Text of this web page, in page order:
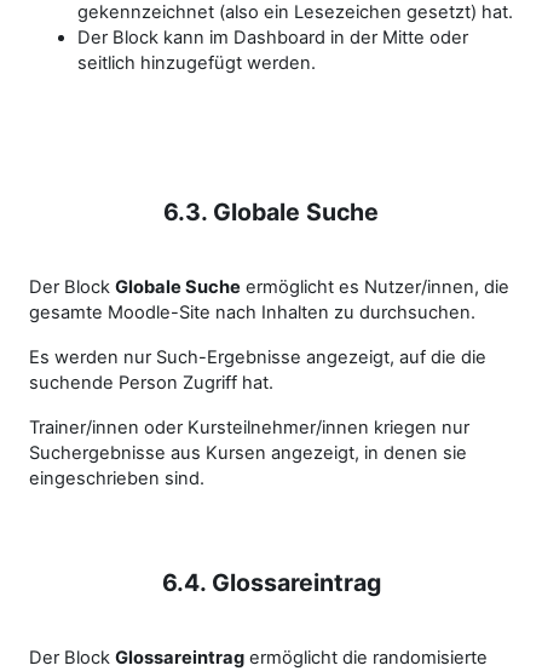
gekennzeichnet (also ein Lesezeichen gesetzt) hat.
Der Block kann im Dashboard in der Mitte oder
seitlich hinzugefügt werden.
6.3. Globale Suche
Der Block Globale Suche ermöglicht es Nutzer/innen, die
gesamte Moodle-Site nach Inhalten zu durchsuchen.
Es werden nur Such-Ergebnisse angezeigt, auf die die
suchende Person Zugriff hat.
Trainer/innen oder Kursteilnehmer/innen kriegen nur
Suchergebnisse aus Kursen angezeigt, in denen sie
eingeschrieben sind.
6.4. Glossareintrag
Der Block Glossareintrag ermöglicht die randomisierte